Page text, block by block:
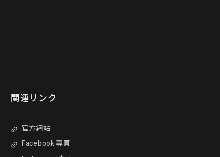
関連リンク
官方網站
Facebook 專頁